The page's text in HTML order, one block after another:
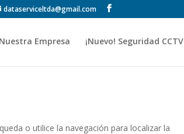
dataserviceltda@gmail.com
Nuestra Empresa ¡Nuevo! Seguridad CCTV
o utilice la navegación para localizar la